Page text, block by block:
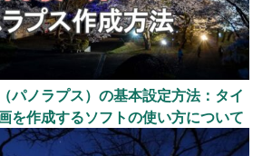
パノラプス）の基本設定方法：タイ
を作成するソフトの使い方について